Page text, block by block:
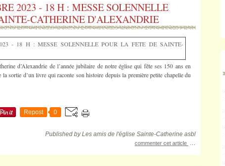
2023 - 18 H : MESSE SOLENNELLE
CATHERINE D'ALEXANDRIE
d’Alexandrie de l’année jubilaire de notre église qui fête ses 150 ans en
la sortie d’un livre qui raconte son histoire depuis la première petite chapelle du
Repost 0
Published by Les amis de l'église Sainte-Catherine asbl
commenter cet article …